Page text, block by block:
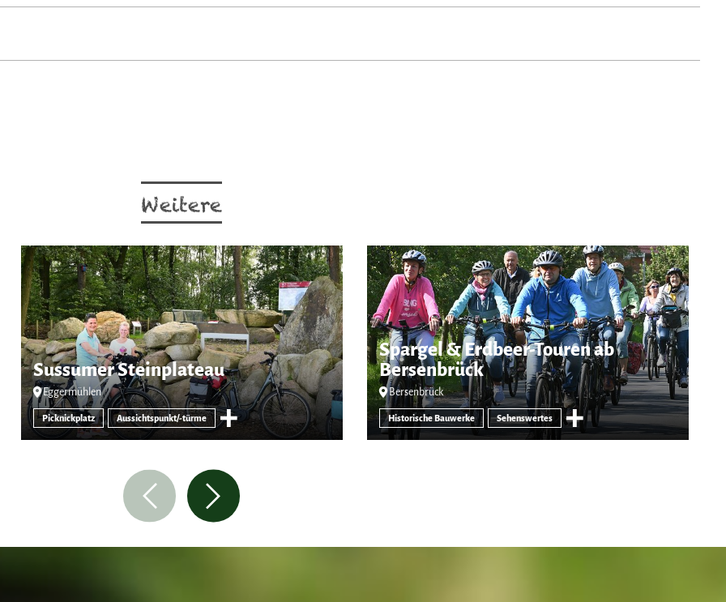
Weitere
Sussumer Steinplateau
Eggermühlen
Picknickplatz Aussichtspunkt/-türme
Spargel & Erdbeer-Touren ab
Bersenbrück
Bersenbrück
Historische Bauwerke Sehenswertes